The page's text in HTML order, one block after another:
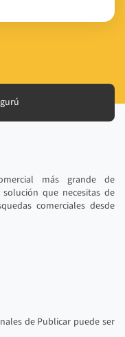
más grande de
que necesitas de
comerciales desde
de Publicar puede ser